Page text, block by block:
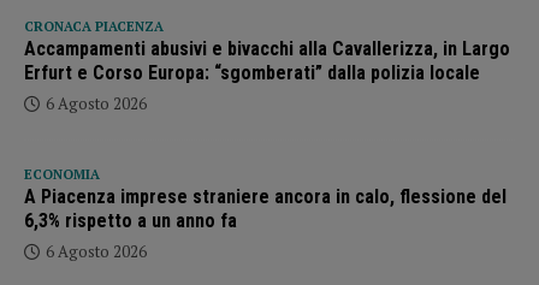
CRONACA PIACENZA
Accampamenti abusivi e bivacchi alla Cavallerizza, in Largo
Erfurt e Corso Europa: “sgomberati” dalla polizia locale
6 Agosto 2026
ECONOMIA
A Piacenza imprese straniere ancora in calo, flessione del
6,3% rispetto a un anno fa
6 Agosto 2026